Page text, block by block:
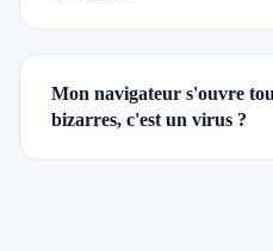
Mon navigateur s'ouvre
bizarres, c'est un virus ?